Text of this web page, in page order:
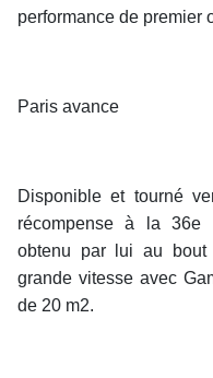
performance de premier
Paris avance
Disponible et tourné
récompense à la 36e
obtenu par lui au
grande vitesse avec
de 20 m2.